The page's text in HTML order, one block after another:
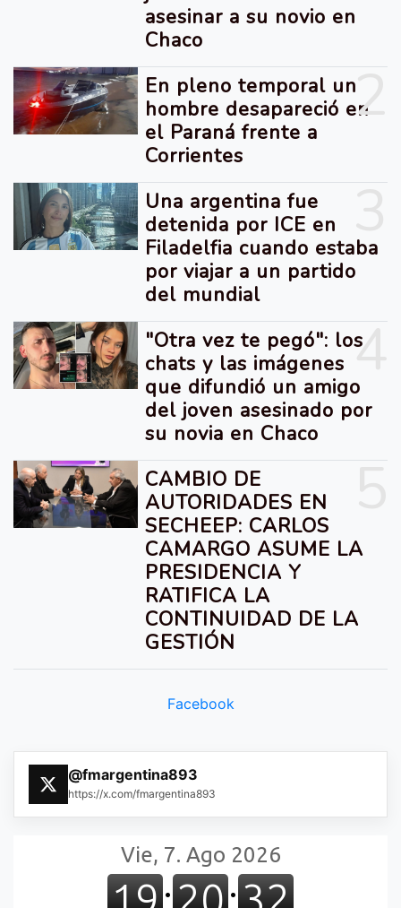
asesinar a su novio en
Chaco
2
En pleno temporal un
hombre desapareció en
el Paraná frente a
Corrientes
Una argentina fue
detenida por ICE en
Filadelfia cuando estaba
por viajar a un partido
del mundial
4
"Otra vez te pegó": los
chats y las imágenes
que difundió un amigo
del joven asesinado por
su novia en Chaco
CAMBIO DE
AUTORIDADES EN
SECHEEP: CARLOS
CAMARGO ASUME LA
PRESIDENCIA Y
RATIFICA LA
CONTINUIDAD DE LA
GESTIÓN
Facebook
@fmargentina893
https://x.com/fmargentina893